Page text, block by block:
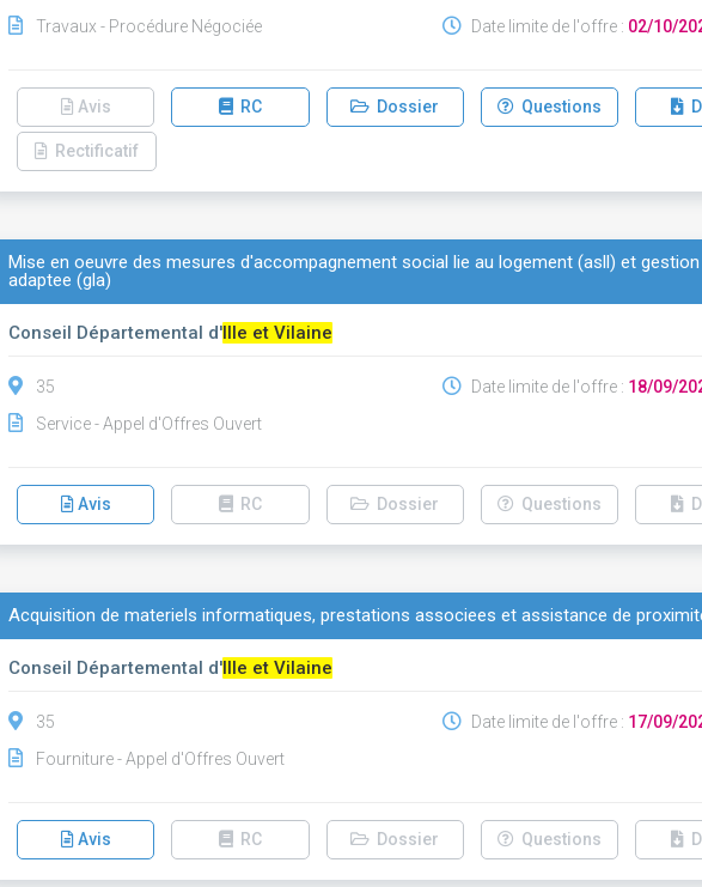
Travaux - Procédure Négociée
Date limite de l'offre : 02/10/
Avis RC Dossier Questions
Rectificatif
Mise en oeuvre des mesures d'accompagnement social lie au logement (asll) et
adaptee (gla)
Conseil Départemental d'Ille et Vilaine
35
Service - Appel d'Offres Ouvert
Date limite de l'offre : 18/09/
Avis RC Dossier Questions
Acquisition de materiels informatiques, prestations associees et assistance de
Conseil Départemental d'Ille et Vilaine
35
Fourniture - Appel d'Offres Ouvert
Date limite de l'offre : 17/09/
Avis RC Dossier Questions